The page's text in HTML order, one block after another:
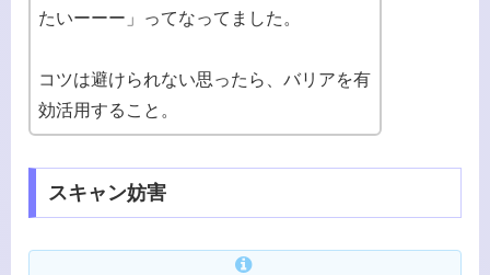
たいーーー」ってなってました。
コツは避けられない思ったら、バリアを有
効活用すること。
スキャン妨害